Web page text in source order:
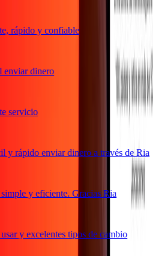
rápido y confiable
dinero
rápido enviar dinero a través de Ria
y eficiente. Gracias Ria
y excelentes tipos de cambio